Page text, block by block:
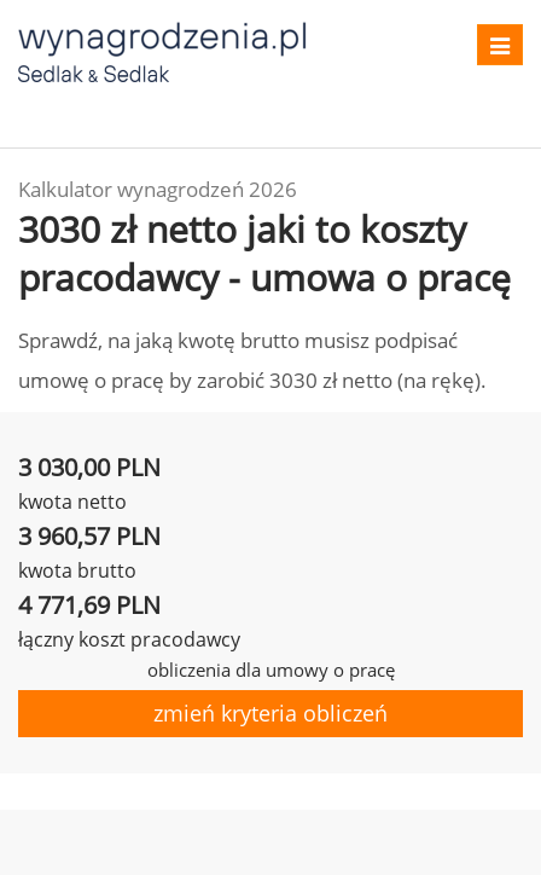
Kalkulator wynagrodzeń 2026
3030 zł netto jaki to koszty
pracodawcy - umowa o pracę
Sprawdź, na jaką kwotę brutto musisz podpisać
umowę o pracę by zarobić 3030 zł netto (na rękę).
3 030,00 PLN
kwota netto
3 960,57 PLN
kwota brutto
4 771,69 PLN
łączny koszt pracodawcy
obliczenia dla umowy o pracę
zmień kryteria obliczeń